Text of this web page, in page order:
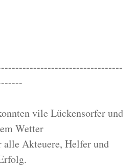
vile Lückensorfer und
Wetter
alle Akteuere, Helfer und